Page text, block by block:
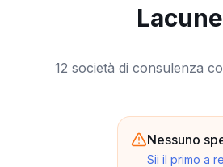
12 società di consulenza
Nessuno
Sii il primo a